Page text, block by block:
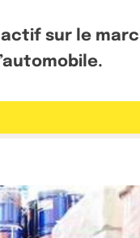
actif sur le